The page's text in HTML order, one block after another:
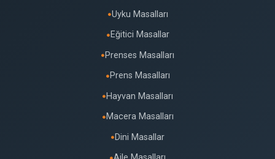
●Uyku Masalları
● Eğitici Masallar
● Prenses Masalları
● Prens Masalları
● Hayvan Masalları
● Macera Masalları
● Dini Masallar